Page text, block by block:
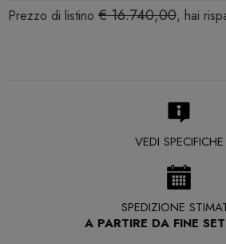
Prezzo di listino € 16.740,00, hai
VEDI SPECIFICHE
SPEDIZIONE
A PARTIRE DA FINE